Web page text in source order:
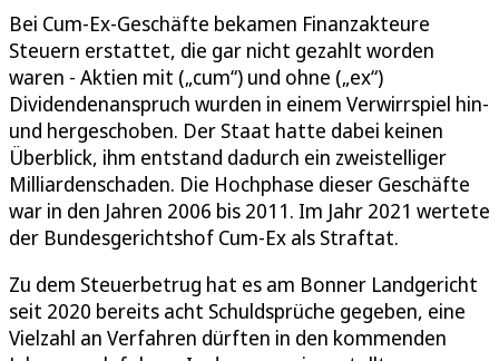
Bei Cum-Ex-Geschäfte bekamen Finanzakteure
Steuern erstattet, die gar nicht gezahlt worden
waren - Aktien mit („cum“) und ohne („ex“)
Dividendenanspruch wurden in einem Verwirrspiel hin-
und hergeschoben. Der Staat hatte dabei keinen
Überblick, ihm entstand dadurch ein zweistelliger
Milliardenschaden. Die Hochphase dieser Geschäfte
war in den Jahren 2006 bis 2011. Im Jahr 2021 wertete
der Bundesgerichtshof Cum-Ex als Straftat.
Zu dem Steuerbetrug hat es am Bonner Landgericht
seit 2020 bereits acht Schuldsprüche gegeben, eine
Vielzahl an Verfahren dürften in den kommenden